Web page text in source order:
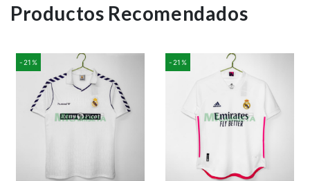
Productos Recomendados
-21% -21%